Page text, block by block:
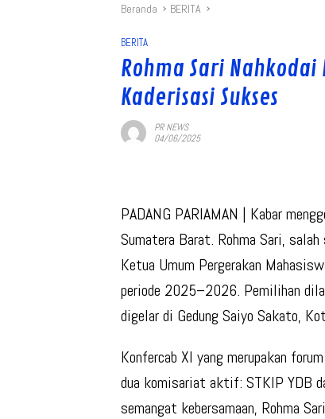
Beranda BERITA
BERITA
Rohma Sari
Kaderisasi Sukses
PR NEWS
04/06/2025
PADANG PARIAMAN | Kabar
Sumatera Barat. Rohma Sari,
Ketua Umum Pergerakan
periode 2025–2026. Pemilihan
digelar di Gedung Saiyo Sakato,
Konfercab XI yang merupakan
dua komisariat aktif: STKIP YDB
semangat kebersamaan, Rohma